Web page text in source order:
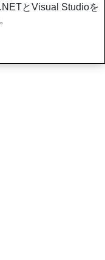
とVisual Studioを